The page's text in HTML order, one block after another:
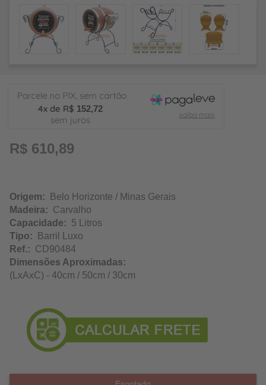
152,72
R$ 610,89
Origem: Belo Horizonte / Minas Gerais
Madeira: Carvalho
Capacidade: 5 Litros
Tipo: Barril Luxo
Ref.: CD90484
Dimensões Aproximadas:
(LxAxC) - 40cm / 50cm / 30cm